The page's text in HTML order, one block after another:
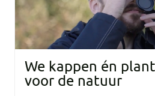
We kappen én
voor de natuur